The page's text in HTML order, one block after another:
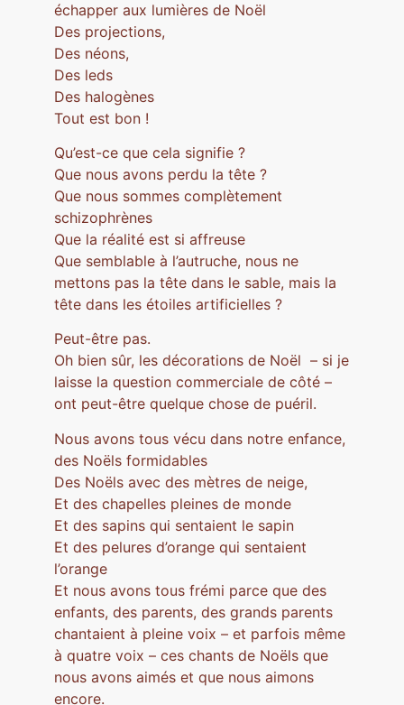
échapper aux lumières de Noël
Des projections,
Des néons,
Des leds
Des halogènes
Tout est bon !
Qu’est-ce que cela signifie ?
Que nous avons perdu la tête ?
Que nous sommes complètement
schizophrènes
Que la réalité est si affreuse
Que semblable à l’autruche, nous ne
mettons pas la tête dans le sable, mais la
tête dans les étoiles artificielles ?
Peut-être pas.
Oh bien sûr, les décorations de Noël – si je
laisse la question commerciale de côté –
ont peut-être quelque chose de puéril.
Nous avons tous vécu dans notre enfance,
des Noëls formidables
Des Noëls avec des mètres de neige,
Et des chapelles pleines de monde
Et des sapins qui sentaient le sapin
Et des pelures d’orange qui sentaient
l’orange
Et nous avons tous frémi parce que des
enfants, des parents, des grands parents
chantaient à pleine voix – et parfois même
à quatre voix – ces chants de Noëls que
nous avons aimés et que nous aimons
encore.